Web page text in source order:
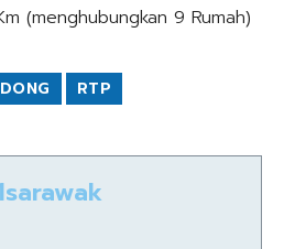
(menghubungkan 9 Rumah)
RTP